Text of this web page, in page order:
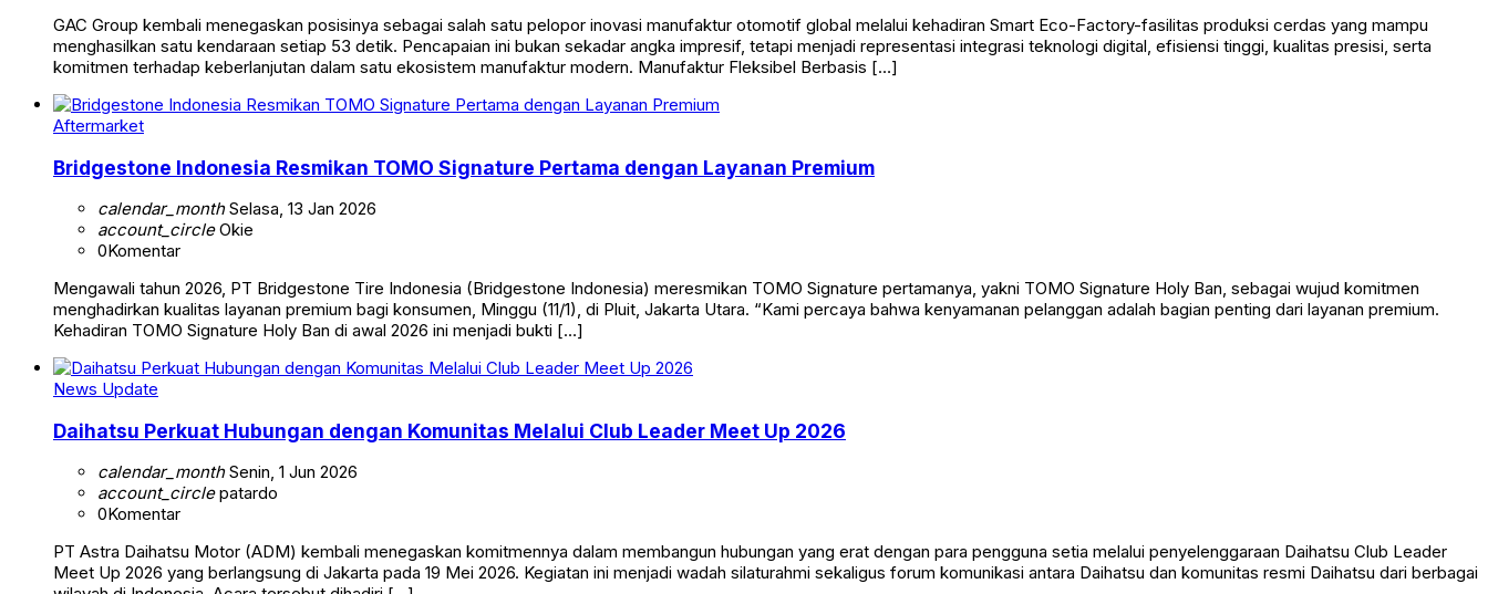
GAC Group kembali menegaskan posisinya sebagai salah satu pelopor inovasi manufaktur otomotif global melalui kehadiran Smart Eco-Factory-fasilitas produksi cerdas yang mampu
menghasilkan satu kendaraan setiap 53 detik. Pencapaian ini bukan sekadar angka impresif, tetapi menjadi representasi integrasi teknologi digital, efisiensi tinggi, kualitas presisi, serta
komitmen terhadap keberlanjutan dalam satu ekosistem manufaktur modern. Manufaktur Fleksibel Berbasis […]
Aftermarket
Bridgestone Indonesia Resmikan TOMO Signature Pertama dengan Layanan Premium
calendar_monthSelasa, 13 Jan 2026
account_circleOkie
0Komentar
Mengawali tahun 2026, PT Bridgestone Tire Indonesia (Bridgestone Indonesia) meresmikan TOMO Signature pertamanya, yakni TOMO Signature Holy Ban, sebagai wujud komitmen
menghadirkan kualitas layanan premium bagi konsumen, Minggu (11/1), di Pluit, Jakarta Utara. “Kami percaya bahwa kenyamanan pelanggan adalah bagian penting dari layanan premium.
Kehadiran TOMO Signature Holy Ban di awal 2026 ini menjadi bukti […]
News Update
Daihatsu Perkuat Hubungan dengan Komunitas Melalui Club Leader Meet Up 2026
calendar_monthSenin, 1 Jun 2026
account_circlepatardo
0Komentar
PT Astra Daihatsu Motor (ADM) kembali menegaskan komitmennya dalam membangun hubungan yang erat dengan para pengguna setia melalui penyelenggaraan Daihatsu Club Leader
Meet Up 2026 yang berlangsung di Jakarta pada 19 Mei 2026. Kegiatan ini menjadi wadah silaturahmi sekaligus forum komunikasi antara Daihatsu dan komunitas resmi Daihatsu dari berbagai